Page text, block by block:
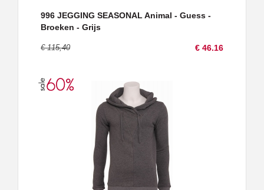
996 JEGGING SEASONAL Animal - Guess -
Broeken - Grijs
€ 115,40 € 46.16